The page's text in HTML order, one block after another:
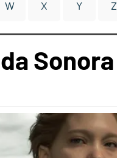
W X Y Z
Sonora